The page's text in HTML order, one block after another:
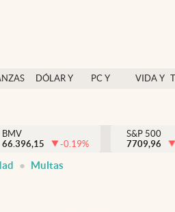
DÓLAR Y
PC Y
VIDA Y
México
BMV
66.396,15
-0.19%
S&P 500
7709,96
Multas